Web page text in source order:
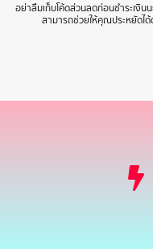
อย่าลืมเก็บโค้ดส่วนลดก่อนชำระเงิน
สามารถช่วยให้คุณประหยัดไ